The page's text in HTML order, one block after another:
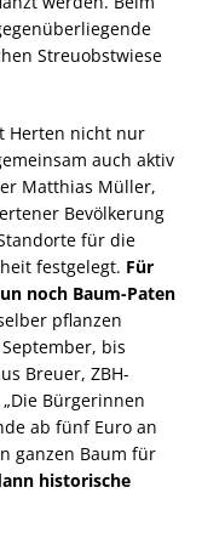
Streuobstwiese
Herten nicht nur
auch aktiv
Matthias Müller,
Bevölkerung
für die
festgelegt. Für
noch Baum-Paten
pflanzen
bis
Breuer, ZBH-
Bürgerinnen
ab fünf Euro an
ganzen Baum für
historische